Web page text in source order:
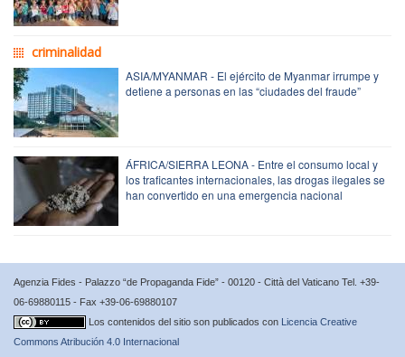
criminalidad
ASIA/MYANMAR - El ejército de Myanmar irrumpe y
detiene a personas en las “ciudades del fraude”
ÁFRICA/SIERRA LEONA - Entre el consumo local y
los traficantes internacionales, las drogas ilegales se
han convertido en una emergencia nacional
Agenzia Fides - Palazzo “de Propaganda Fide” - 00120 - Città del Vaticano Tel. +39-
06-69880115 - Fax +39-06-69880107
Los contenidos del sitio son publicados con Licencia Creative
Commons Atribución 4.0 Internacional